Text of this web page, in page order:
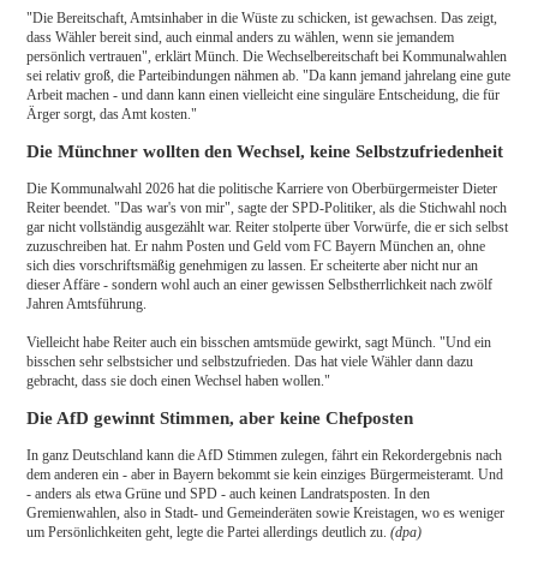
"Die Bereitschaft, Amtsinhaber in die Wüste zu schicken, ist gewachsen. Das zeigt,
dass Wähler bereit sind, auch einmal anders zu wählen, wenn sie jemandem
persönlich vertrauen", erklärt Münch. Die Wechselbereitschaft bei Kommunalwahlen
sei relativ groß, die Parteibindungen nähmen ab. "Da kann jemand jahrelang eine gute
Arbeit machen - und dann kann einen vielleicht eine singuläre Entscheidung, die für
Ärger sorgt, das Amt kosten."
Die Münchner wollten den Wechsel, keine Selbstzufriedenheit
Die Kommunalwahl 2026 hat die politische Karriere von Oberbürgermeister Dieter
Reiter beendet. "Das war's von mir", sagte der SPD-Politiker, als die Stichwahl noch
gar nicht vollständig ausgezählt war. Reiter stolperte über Vorwürfe, die er sich selbst
zuzuschreiben hat. Er nahm Posten und Geld vom FC Bayern München an, ohne
sich dies vorschriftsmäßig genehmigen zu lassen. Er scheiterte aber nicht nur an
dieser Affäre - sondern wohl auch an einer gewissen Selbstherrlichkeit nach zwölf
Jahren Amtsführung.
Vielleicht habe Reiter auch ein bisschen amtsmüde gewirkt, sagt Münch. "Und ein
bisschen sehr selbstsicher und selbstzufrieden. Das hat viele Wähler dann dazu
gebracht, dass sie doch einen Wechsel haben wollen."
Die AfD gewinnt Stimmen, aber keine Chefposten
In ganz Deutschland kann die AfD Stimmen zulegen, fährt ein Rekordergebnis nach
dem anderen ein - aber in Bayern bekommt sie kein einziges Bürgermeisteramt. Und
- anders als etwa Grüne und SPD - auch keinen Landratsposten. In den
Gremienwahlen, also in Stadt- und Gemeinderäten sowie Kreistagen, wo es weniger
um Persönlichkeiten geht, legte die Partei allerdings deutlich zu.(dpa)